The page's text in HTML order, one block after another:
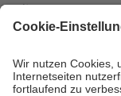
mit.
Grundsätzlich leisten
höchstens zehn Euro.
Kosten der Leistung
Diese Regeln gelten